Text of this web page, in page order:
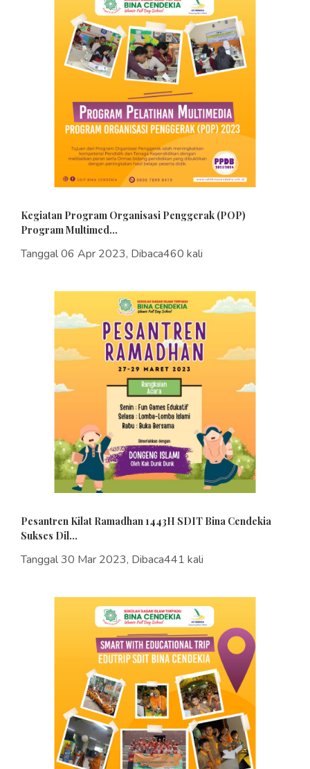
Kegiatan Program Organisasi Penggerak (POP)
Program Multimed...
Tanggal 06 Apr 2023, Dibaca460 kali
Pesantren Kilat Ramadhan 1443H SDIT Bina Cendekia
Sukses Dil...
Tanggal 30 Mar 2023, Dibaca441 kali